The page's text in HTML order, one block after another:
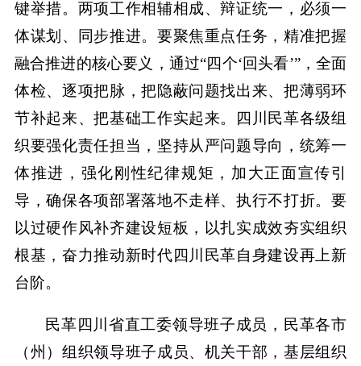
键举措。两项工作相辅相成、辩证统一，必须一
体谋划、同步推进。要聚焦重点任务，精准把握
融合推进的核心要义，通过“四个‘回头看’”，全面
体检、逐项把脉，把隐蔽问题找出来、把薄弱环
节补起来、把基础工作实起来。四川民革各级组
织要强化责任担当，坚持从严问题导向，统筹一
体推进，强化刚性纪律规矩，加大正面宣传引
导，确保各项部署落地不走样、执行不打折。要
以过硬作风补齐建设短板，以扎实成效夯实组织
根基，奋力推动新时代四川民革自身建设再上新
台阶。
民革四川省直工委领导班子成员，民革各市
（州）组织领导班子成员、机关干部，基层组织